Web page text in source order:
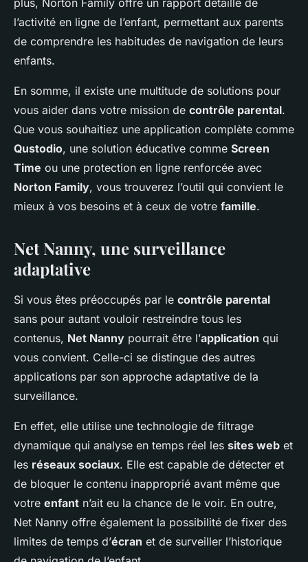
l’activité en ligne de l’enfant, permettant aux parents
de comprendre les habitudes de navigation de leurs
enfants.
En somme, il existe une multitude de solutions pour
vous aider dans votre mission de contrôle parental.
Que vous souhaitiez une application complète comme
Qustodio, une solution éducative comme Screen
Time ou une protection en ligne renforcée avec
Norton Family, vous trouverez l’outil qui convient le
mieux à vos besoins et à ceux de votre famille.
Net Nanny, une surveillance
adaptative
Si vous êtes préoccupés par le contrôle parental
sans pour autant vouloir restreindre tous les
contenus, Net Nanny pourrait être l’application qui
vous convient. Celle-ci se distingue des autres
applications par son approche adaptative de la
surveillance.
En effet, elle utilise une technologie de filtrage
dynamique qui analyse en temps réel les sites web et
les réseaux sociaux. Elle est capable de détecter et
de bloquer le contenu inapproprié avant même que
votre enfant n’ait eu la chance de le voir. En outre,
Net Nanny offre également la possibilité de fixer des
limites de temps d’écran et de surveiller l’historique